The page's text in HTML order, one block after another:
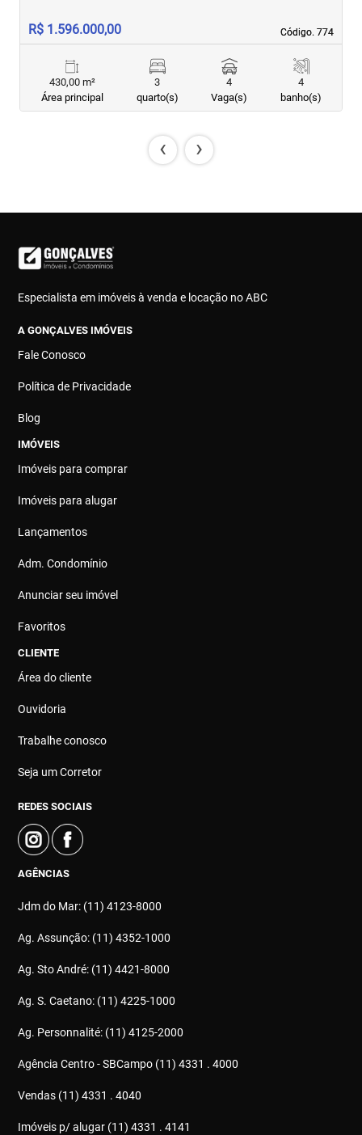
Código. 774
Código. 774
R$ 1.596.000,00
430,00 m²
Área principal
3
quarto(s)
4
Vaga(s)
4
banho(s)
‹ ›
Especialista em imóveis à venda e locação no ABC
A GONÇALVES IMÓVEIS
Fale Conosco
Política de Privacidade
Blog
IMÓVEIS
Imóveis para comprar
Imóveis para alugar
Lançamentos
Adm. Condomínio
Anunciar seu imóvel
Favoritos
CLIENTE
Área do cliente
Ouvidoria
Trabalhe conosco
Seja um Corretor
REDES SOCIAIS
AGÊNCIAS
Jdm do Mar: (11) 4123-8000
Ag. Assunção: (11) 4352-1000
Ag. Sto André: (11) 4421-8000
Ag. S. Caetano: (11) 4225-1000
Ag. Personnalité: (11) 4125-2000
Agência Centro - SBCampo (11) 4331 . 4000
Vendas (11) 4331 . 4040
Imóveis p/ alugar (11) 4331 . 4141